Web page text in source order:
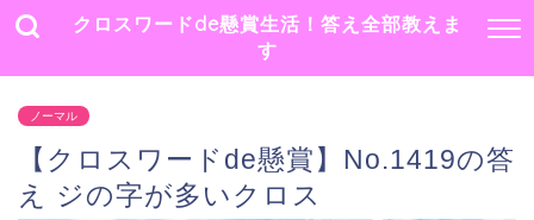
クロスワードde懸賞生活！答え全部教えま
す
ノーマル
【クロスワードde懸賞】No.1419の答
え ジの字が多いクロス